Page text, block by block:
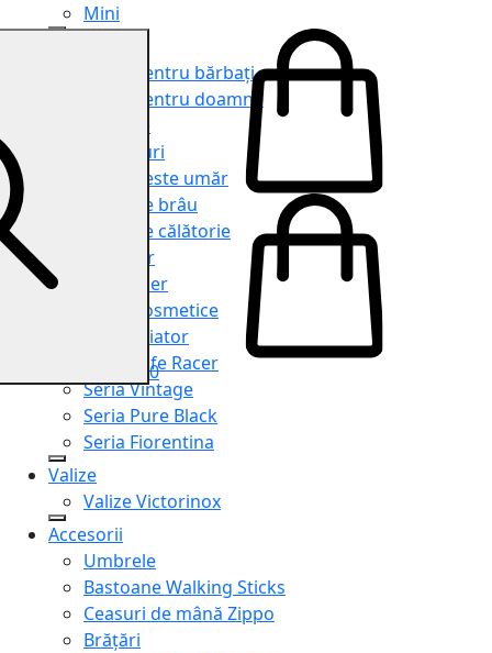
Mini
Genți pentru bărbați
Genți pentru doamne
Serviete
Rucsacuri
Genți peste umăr
Genți de brâu
Genți de călătorie
Shopper
Organiser
Truse cosmetice
Seria Aviator
Seria Cafe Racer
Seria Vintage
Seria Pure Black
Seria Fiorentina
Valize
Valize Victorinox
Accesorii
Umbrele
Bastoane Walking Sticks
Ceasuri de mână Zippo
Brățări
0